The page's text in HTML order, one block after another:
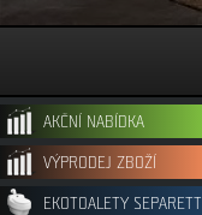
AKČNÍ NABÍDKA
VÝPRODEJ ZBOŽÍ
EKOTOALETY SEPARETT